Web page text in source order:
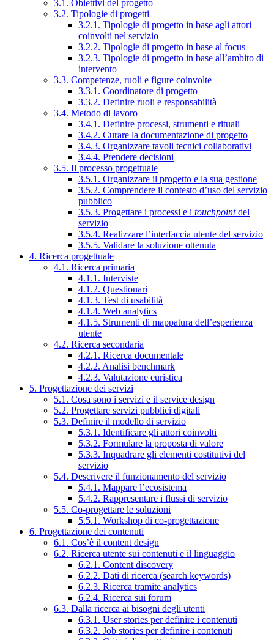
3.1. Obiettivi del progetto
3.2. Tipologie di progetti
3.2.1. Tipologie di progetto in base agli attori
coinvolti nel servizio
3.2.2. Tipologie di progetto in base al focus
3.2.3. Tipologie di progetto in base all’ambito di
intervento
3.3. Competenze, ruoli e figure coinvolte
3.3.1. Coordinatore di progetto
3.3.2. Definire ruoli e responsabilità
3.4. Metodo di lavoro
3.4.1. Definire processi, strumenti e rituali
3.4.2. Curare la documentazione di progetto
3.4.3. Organizzare tavoli tecnici collaborativi
3.4.4. Prendere decisioni
3.5. Il processo progettuale
3.5.1. Organizzare il progetto e la sua gestione
3.5.2. Comprendere il contesto d’uso del servizio
pubblico
3.5.3. Progettare i processi e i touchpointdel
servizio
3.5.4. Realizzare l’interfaccia utente del servizio
3.5.5. Validare la soluzione ottenuta
4. Ricerca progettuale
4.1. Ricerca primaria
4.1.1. Interviste
4.1.2. Questionari
4.1.3. Test di usabilità
4.1.4. Web analytics
4.1.5. Strumenti di mappatura dell’esperienza
utente
4.2. Ricerca secondaria
4.2.1. Ricerca documentale
4.2.2. Analisi benchmark
4.2.3. Valutazione euristica
5. Progettazione dei servizi
5.1. Cosa sono i servizi e il service design
5.2. Progettare servizi pubblici digitali
5.3. Definire il modello di servizio
5.3.1. Identificare gli attori coinvolti
5.3.2. Formulare la proposta di valore
5.3.3. Inquadrare gli elementi costitutivi del
servizio
5.4. Descrivere il funzionamento del servizio
5.4.1. Mappare l’ecosistema
5.4.2. Rappresentare i flussi di servizio
5.5. Co-progettare le soluzioni
5.5.1. Workshop di co-progettazione
6. Progettazione dei contenuti
6.1. Cos’è il content design
6.2. Ricerca utente sui contenuti e il linguaggio
6.2.1. Content discovery
6.2.2. Dati di ricerca (search keywords)
6.2.3. Ricerca tramite analytics
6.2.4. Ricerca sui forum
6.3. Dalla ricerca ai bisogni degli utenti
6.3.1. User stories per definire i contenuti
6.3.2. Job stories per definire i contenuti